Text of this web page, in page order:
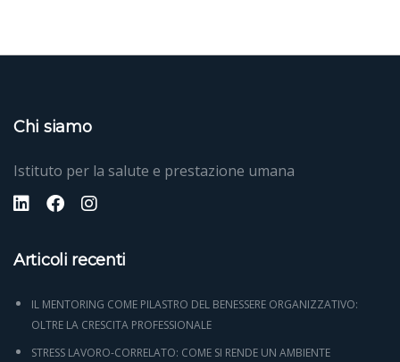
Chi siamo
Istituto per la salute e prestazione umana
Articoli recenti
IL MENTORING COME PILASTRO DEL BENESSERE ORGANIZZATIVO:
OLTRE LA CRESCITA PROFESSIONALE
STRESS LAVORO-CORRELATO: COME SI RENDE UN AMBIENTE